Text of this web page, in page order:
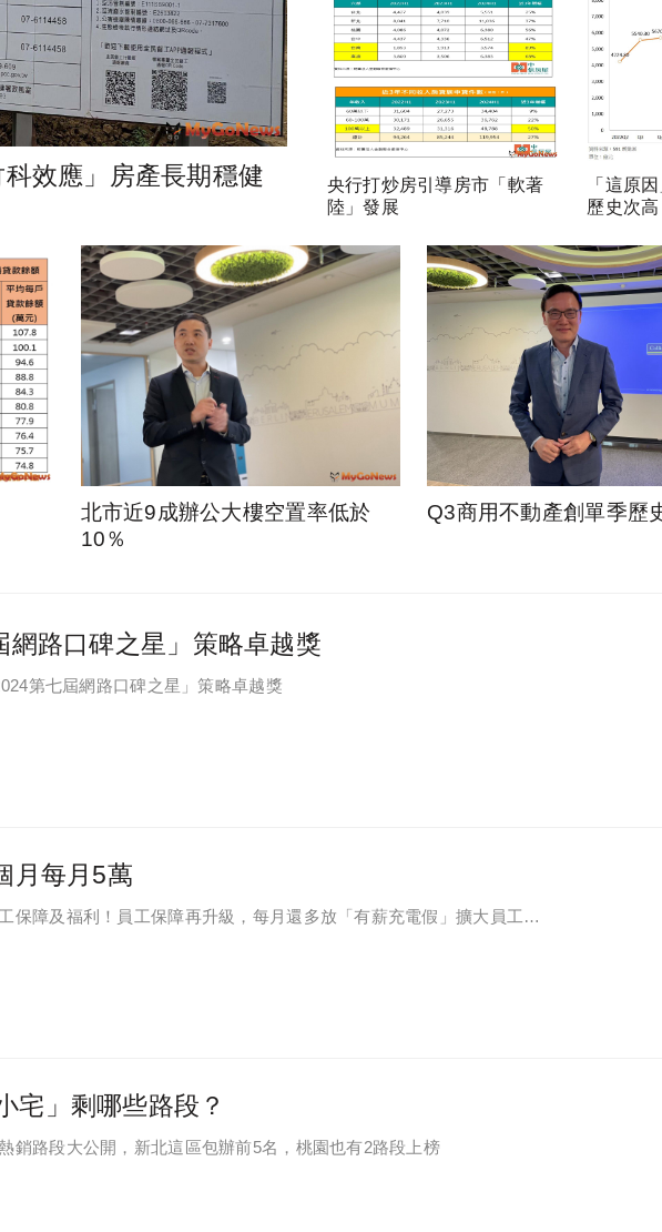
效應」房產長期穩健
央行打炒房引導房市「軟著
陸」發展
「這原
歷史次高
北市近9成辦公大樓空置率低於
10％
Q3商用不動產創單季歷
路口碑之星」策略卓越獎
第七屆網路口碑之星」策略卓越獎
月每月5萬
保障及福利！員工保障再升級，每月還多放「有薪充電假」擴大員工幸
宅」剩哪些路段？
銷路段大公開，新北這區包辦前5名，桃園也有2路段上榜